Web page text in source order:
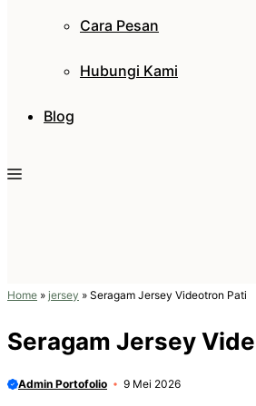
Cara Pesan
Hubungi Kami
Blog
Home » jersey » Seragam Jersey Videotron Pati
Seragam Jersey
Admin Portofolio 9 Mei 2026